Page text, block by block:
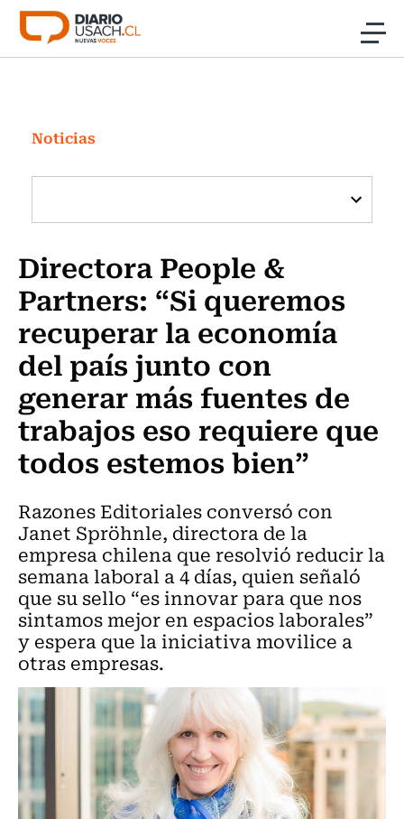
Click acá para ir directamente al contenido
Investigación
Cultura
Programas Radio y TV Usach
Noticias
Directora People &
Partners: “Si queremos
recuperar la economía
del país junto con
generar más fuentes de
trabajos eso requiere que
todos estemos bien”
Razones Editoriales conversó con
Janet Spröhnle, directora de la
empresa chilena que resolvió reducir la
semana laboral a 4 días, quien señaló
que su sello “es innovar para que nos
sintamos mejor en espacios laborales”
y espera que la iniciativa movilice a
otras empresas.